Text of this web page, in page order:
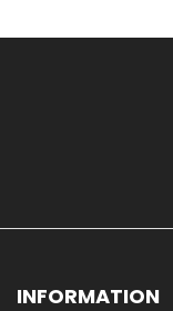
INFORMATION